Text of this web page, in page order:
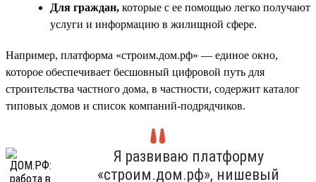
Для граждан, которые с ее помощью легко получают
услуги и информацию в жилищной сфере.
Например, платформа «строим.дом.рф» — единое окно,
которое обеспечивает бесшовный цифровой путь для
строительства частного дома, в частности, содержит каталог
типовых домов и список компаний-подрядчиков.
Я развиваю платформу
«строим.дом.рф», нишевый